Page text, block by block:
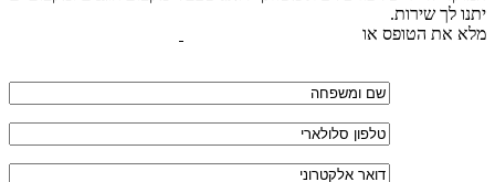
יתנו לך שירות.
מלא את הטופס או